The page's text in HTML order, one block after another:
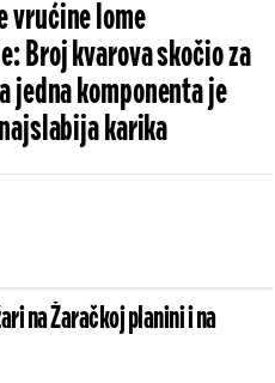
vrućine lome
Broj kvarova skočio za
jedna komponenta je
karika
na Žaračkoj planini i na